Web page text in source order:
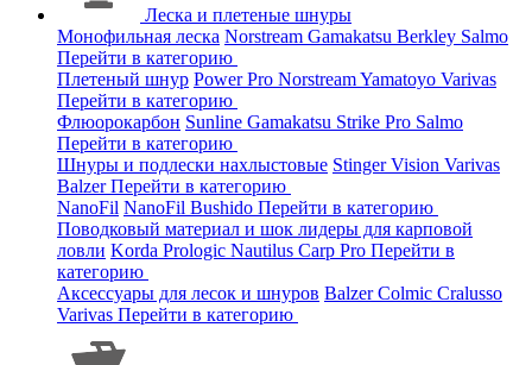
Леска и плетеные шнуры
Монофильная леска Norstream Gamakatsu Berkley Salmo
Перейти в категорию
Плетеный шнур Power Pro NorstreamYamatoyo Varivas
Перейти в категорию
Флюорокарбон Sunline Gamakatsu Strike Pro Salmo
Перейти в категорию
Шнуры и подлески нахлыстовые StingerVision Varivas
BalzerПерейти в категорию
NanoFil NanoFil Bushido Перейти в категорию
Поводковый материал и шок лидеры для карповой
ловли Korda Prologic Nautilus Carp Pro Перейти в
категорию
Аксессуары для лесок и шнуров BalzerColmic Cralusso
Varivas Перейти в категорию